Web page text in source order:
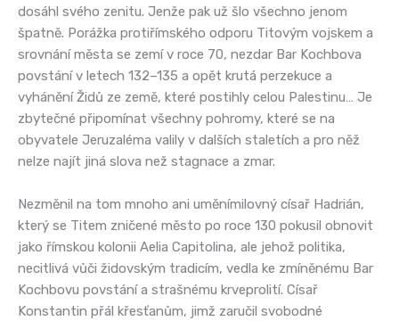
dosáhl svého zenitu. Jenže pak už šlo všechno jenom
špatně. Porážka protiřímského odporu Titovým vojskem a
srovnání města se zemí v roce 70, nezdar Bar Kochbova
povstání v letech 132–135 a opět krutá perzekuce a
vyhánění Židů ze země, které postihly celou Palestinu… Je
zbytečné připomínat všechny pohromy, které se na
obyvatele Jeruzaléma valily v dalších staletích a pro něž
nelze najít jiná slova než stagnace a zmar.
Nezměnil na tom mnoho ani uměnímilovný císař Hadrián,
který se Titem zničené město po roce 130 pokusil obnovit
jako římskou kolonii Aelia Capitolina, ale jehož politika,
necitlivá vůči židovským tradicím, vedla ke zmíněnému Bar
Kochbovu povstání a strašnému krveprolití. Císař
Konstantin přál křesťanům, jimž zaručil svobodné